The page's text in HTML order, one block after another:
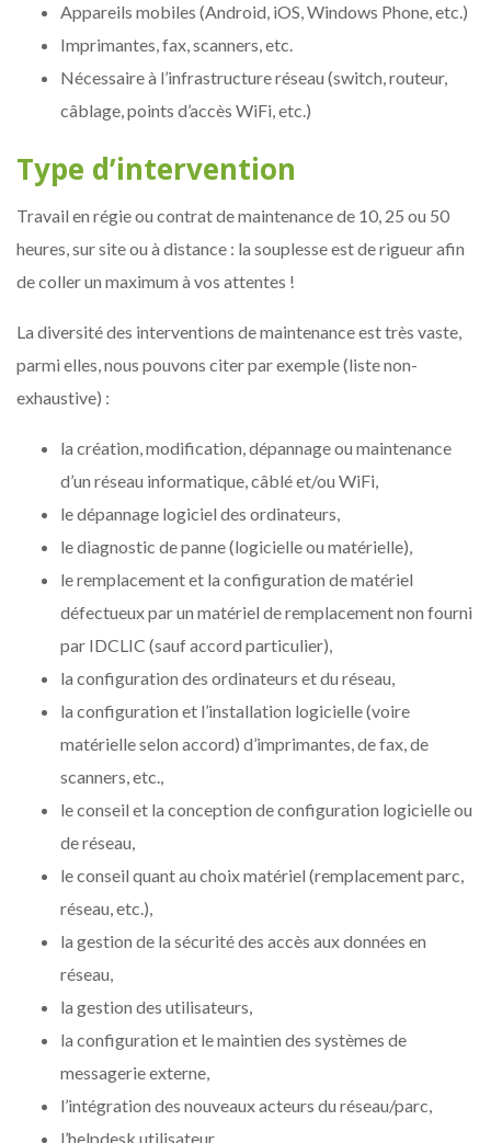
Appareils mobiles (Android, iOS, Windows Phone, etc.)
Imprimantes, fax, scanners, etc.
Nécessaire à l’infrastructure réseau (switch, routeur,
câblage, points d’accès WiFi, etc.)
Type d’intervention
Travail en régie ou contrat de maintenance de 10, 25 ou 50
heures, sur site ou à distance : la souplesse est de rigueur afin
de coller un maximum à vos attentes !
La diversité des interventions de maintenance est très vaste,
parmi elles, nous pouvons citer par exemple (liste non-
exhaustive) :
la création, modification, dépannage ou maintenance
d’un réseau informatique, câblé et/ou WiFi,
le dépannage logiciel des ordinateurs,
le diagnostic de panne (logicielle ou matérielle),
le remplacement et la configuration de matériel
défectueux par un matériel de remplacement non fourni
par IDCLIC (sauf accord particulier),
la configuration des ordinateurs et du réseau,
la configuration et l’installation logicielle (voire
matérielle selon accord) d’imprimantes, de fax, de
scanners, etc.,
le conseil et la conception de configuration logicielle ou
de réseau,
le conseil quant au choix matériel (remplacement parc,
réseau, etc.),
la gestion de la sécurité des accès aux données en
réseau,
la gestion des utilisateurs,
la configuration et le maintien des systèmes de
messagerie externe,
l’intégration des nouveaux acteurs du réseau/parc,
l’helpdesk utilisateur,